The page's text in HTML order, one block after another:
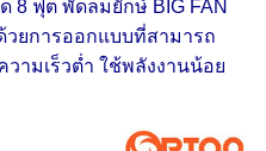
8 ฟุตพัดลมยักษ์ BIG FAN
วยการออกแบบที่สามารถ
ามเร็วต่ำ ใช้พลังงานน้อย